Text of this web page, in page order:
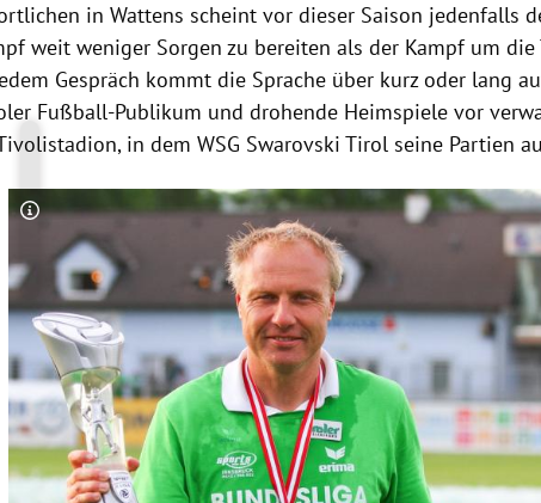
inWattens scheint vor dieser Saison jedenfalls
weit weniger Sorgen zu bereiten als der Kampf um die
Gespräch kommt die Sprache über kurz oder lang
Fußball-Publikum und drohende Heimspiele vor
in dem WSG Swarovski Tirol seine Partien
Copyright-Hinweis öffnen/schließen